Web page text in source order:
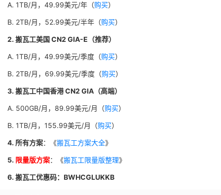
A. 1TB/月，49.99美元/年（购买）
B. 2TB/月，52.99美元/半年（购买）
2. 搬瓦工美国 CN2 GIA-E（推荐）
A. 1TB/月，49.99美元/季度（购买）
B. 2TB/月，69.99美元/季度（购买）
3. 搬瓦工中国香港 CN2 GIA（高端）
A. 500GB/月，89.99美元/月（购买）
B. 1TB/月，155.99美元/月（购买）
4. 所有方案：《搬瓦工方案大全》
5. 限量版方案：《搬瓦工限量版整理》
6. 搬瓦工优惠码：BWHCGLUKKB